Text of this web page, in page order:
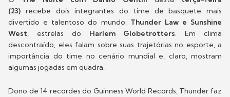
(23) recebe dois integrantes do time de basquete mais
divertido e talentoso do mundo: Thunder Law e Sunshine
West, estrelas do Harlem Globetrotters. Em clima
descontraído, eles falam sobre suas trajetórias no esporte, a
importância do time no cenário mundial e, claro, mostram
algumas jogadas em quadra.
Dono de 14 recordes do Guinness World Records, Thunder faz